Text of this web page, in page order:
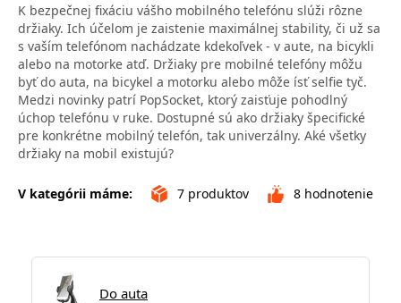
K bezpečnej fixáciu vášho mobilného telefónu slúži rôzne
držiaky. Ich účelom je zaistenie maximálnej stability, či už sa
s vaším telefónom nachádzate kdekoľvek - v aute, na bicykli
alebo na motorke atď. Držiaky pre mobilné telefóny môžu
byť do auta, na bicykel a motorku alebo môže ísť selfie tyč.
Medzi novinky patrí PopSocket, ktorý zaisťuje pohodlný
úchop telefónu v ruke. Dostupné sú ako držiaky špecifické
pre konkrétne mobilný telefón, tak univerzálny. Aké všetky
držiaky na mobil existujú?
V kategórii máme: 7 produktov 8 hodnotenie
Do auta